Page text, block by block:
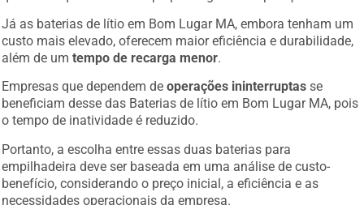
Já as baterias de lítio em Bom Lugar MA, embora tenham um
custo mais elevado, oferecem maior eficiência e durabilidade,
além de umtempo de recarga menor
Empresas que dependem deoperações ininterruptas se
beneficiam desse das Baterias de lítio em Bom Lugar MA, pois
o tempo de inatividade é reduzido.
Portanto, a escolha entre essas duas baterias para
empilhadeira deve ser baseada em uma análise de custo-
benefício, considerando o preço inicial, a eficiência e as
necessidades operacionais da empresa.